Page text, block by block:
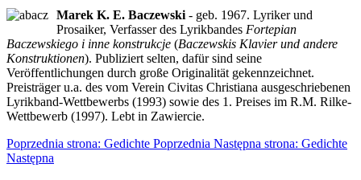
Marek K. E. Baczewski - geb. 1967. Lyriker und
Prosaiker, Verfasser des Lyrikbandes Fortepian
Baczewskiego i inne konstrukcje (Baczewskis Klavier und andere
Konstruktionen). Publiziert selten, dafür sind seine
Veröffentlichungen durch große Originalität gekennzeichnet.
Preisträger u.a. des vom Verein Civitas Christiana ausgeschriebenen
Lyrikband-Wettbewerbs (1993) sowie des 1. Preises im R.M. Rilke-
Wettbewerb (1997). Lebt in Zawiercie.
Poprzednia strona: Gedichte Poprzednia Następna strona: Gedichte
Następna